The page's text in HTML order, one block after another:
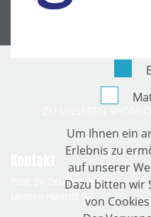
Post SV Zeulenroda e.V.
Untere Haardt 32
Um Ihnen ein
Erlebnis zu
auf unserer
Dazu bitten wir
von